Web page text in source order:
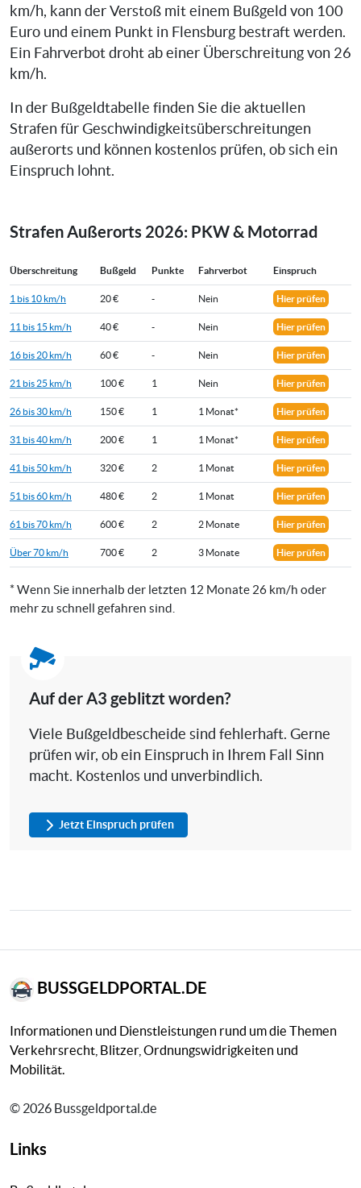
km/h, kann der Verstoß mit einem Bußgeld von 100
Euro und einem Punkt in Flensburg bestraft werden.
Ein Fahrverbot droht ab einer Überschreitung von 26
km/h.
In der Bußgeldtabelle finden Sie die aktuellen
Strafen für Geschwindigkeitsüberschreitungen
außerorts und können kostenlos prüfen, ob sich ein
Einspruch lohnt.
Strafen Außerorts 2026: PKW & Motorrad
Überschreitung Bußgeld Punkte Fahrverbot Einspruch
1 bis 10 km/h 20 € - Nein Hier prüfen
11 bis 15 km/h 40 € - Nein Hier prüfen
16 bis 20 km/h 60 € - Nein Hier prüfen
21 bis 25 km/h 100 € 1 Nein Hier prüfen
26 bis 30 km/h 150 € 1 1 Monat* Hier prüfen
31 bis 40 km/h 200 € 1 1 Monat* Hier prüfen
41 bis 50 km/h 320 € 2 1 Monat Hier prüfen
51 bis 60 km/h 480 € 2 1 Monat Hier prüfen
61 bis 70 km/h 600 € 2 2 Monate Hier prüfen
Über 70 km/h 700 € 2 3 Monate Hier prüfen
* Wenn Sie innerhalb der letzten 12 Monate 26 km/h oder
mehr zu schnell gefahren sind.
Auf der A3 geblitzt worden?
Viele Bußgeldbescheide sind fehlerhaft. Gerne
prüfen wir, ob ein Einspruch in Ihrem Fall Sinn
macht. Kostenlos und unverbindlich.
Jetzt Einspruch prüfen
BUSSGELDPORTAL.DE
Informationen und Dienstleistungen rund um die Themen
Verkehrsrecht, Blitzer, Ordnungswidrigkeiten und
Mobilität.
© 2026 Bussgeldportal.de
Links